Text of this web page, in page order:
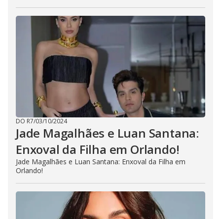
DO R7/03/10/2024
Jade Magalhães e Luan Santana:
Enxoval da Filha em Orlando!
Jade Magalhães e Luan Santana: Enxoval da Filha em
Orlando!